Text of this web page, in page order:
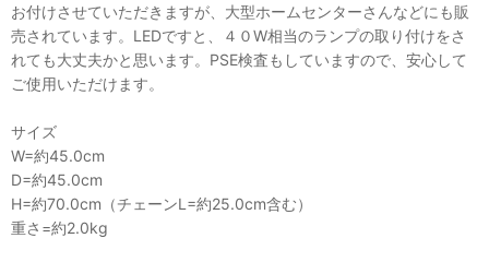
お付けさせていただきますが、大型ホームセンターさんなどにも販
売されています。LEDですと、４０W相当のランプの取り付けをさ
れても大丈夫かと思います。PSE検査もしていますので、安心して
ご使用いただけます。
サイズ
W=約45.0cm
D=約45.0cm
H=約70.0cm（チェーンL=約25.0cm含む）
重さ=約2.0kg